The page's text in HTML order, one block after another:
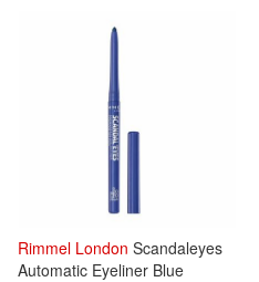
Rimmel London Scandaleyes
Automatic Eyeliner Blue